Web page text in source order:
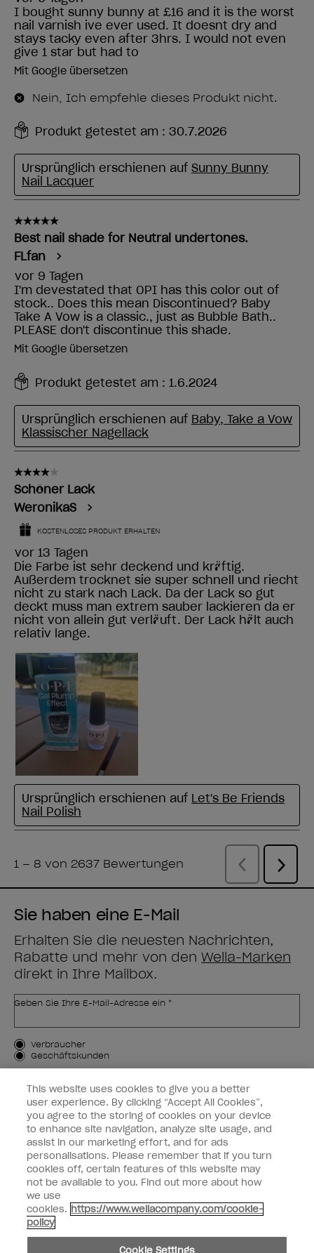
Sie haben eine E-Mail
Erhalten Sie die neuesten Nachrichten,
Rabatte und mehr von den Wella-Marken
direkt in Ihre Mailbox.
Geben Sie Ihre E-Mail-Adresse ein *
Kundenart
Verbraucher
Geschäftskunden
MICH ANMELDEN
Kundeninformationen
OPI & Sie
instagramfacebook
This website uses cookies to give you a better
user experience. By clicking “Accept All Cookies”,
you agree to the storing of cookies on your device
to enhance site navigation, analyze site usage, and
assist in our marketing effort, and for ads
personalisations. Please remember that if you turn
cookies off, certain features of this website may
not be available to you. Find out more about how
we use
cookies. https://www.wellacompany.com/cookie-
policy
Cookie Settings